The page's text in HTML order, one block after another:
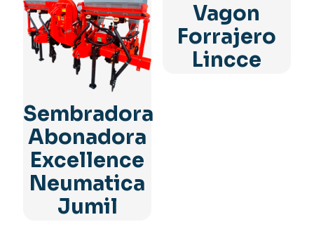
Sembradora
Abonadora
Excellence
Neumatica
Jumil
Vagon
Forrajero
Lincce